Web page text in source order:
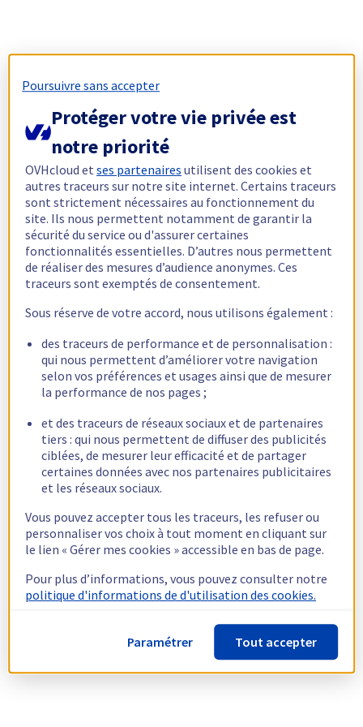
Poursuivre sans accepter
Protéger votre vie privée est
notre priorité
OVHcloud etses partenaires utilisent des cookies et
autres traceurs sur notre site internet. Certains traceurs
sont strictement nécessaires au fonctionnement du
site. Ils nous permettent notamment de garantir la
sécurité du service ou d'assurer certaines
fonctionnalités essentielles. D’autres nous permettent
de réaliser des mesures d’audience anonymes. Ces
traceurs sont exemptés de consentement.
Sous réserve de votre accord, nous utilisons également :
des traceurs de performance et de personnalisation :
qui nous permettent d’améliorer votre navigation
selon vos préférences et usages ainsi que de mesurer
la performance de nos pages ;
et des traceurs de réseaux sociaux et de partenaires
tiers : qui nous permettent de diffuser des publicités
ciblées, de mesurer leur efficacité et de partager
certaines données avec nos partenaires publicitaires
et les réseaux sociaux.
Vous pouvez accepter tous les traceurs, les refuser ou
personnaliser vos choix à tout moment en cliquant sur
le lien « Gérer mes cookies » accessible en bas de page.
Pour plus d’informations, vous pouvez consulter notre
politique d'informations de d'utilisation des cookies.
Paramétrer Tout accepter